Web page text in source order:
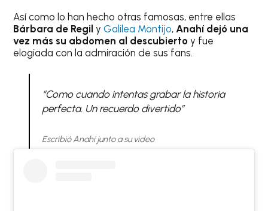
Así como lo han hecho otras famosas, entre ellas
Bárbara de Regil yGalilea Montijo, Anahí dejó una
vez más su abdomen al descubierto y fue
elogiada con la admiración de sus fans.
“Como cuando intentas grabar la historia
perfecta. Un recuerdo divertido”
Escribió Anahí junto a su video